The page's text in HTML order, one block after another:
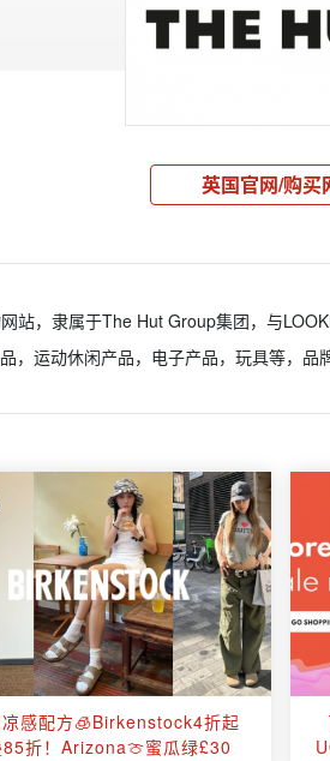
英国官网/购买
站，隶属于The Hut Group集团，与
，运动休闲产品，电子产品，玩具等，品
感配方🧊Birkenstock4折起
85折！Arizona🍈蜜瓜绿£30